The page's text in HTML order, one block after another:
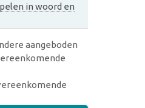
in woord en
aangeboden